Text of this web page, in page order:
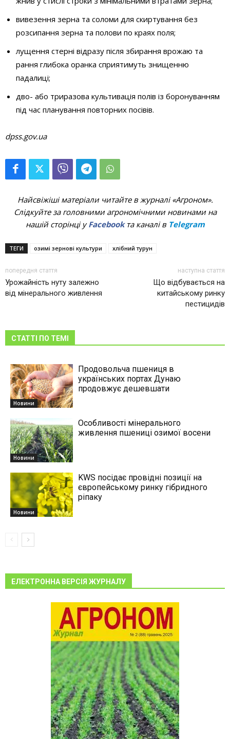
вивезення зерна та соломи для скиртування без
розсипання зерна та полови по краях поля;
лущення стерні відразу після збирання врожаю та
рання глибока оранка сприятимуть знищенню
падалиці;
дво- або триразова культивація полів із боронуванням
під час планування повторних посівів.
dpss.gov.ua
Найсвіжіші матеріали читайте в журналі «Агроном».
Слідкуйте за головними агрономічними новинами на
нашій сторінці уFacebookта каналі в Telegram
ТЕГИ озимі зернові культури хлібний турун
попередня стаття
Урожайність нуту залежно
від мінерального живлення
наступна стаття
Що відбувається на
китайському ринку
пестицидів
СТАТТІ ПО ТЕМІ
Новини
Продовольча пшениця в
українських портах Дунаю
продовжує дешевшати
Новини
Особливості мінерального
живлення пшениці озимої восени
Новини
KWS посідає провідні позиції на
європейському ринку гібридного
ріпаку
ЕЛЕКТРОННА ВЕРСІЯ ЖУРНАЛУ